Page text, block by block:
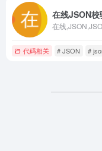
在线JSON校
代码相关 # JSON #